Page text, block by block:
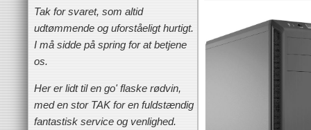
Tak for svaret, som altid
udtømmende og uforståeligt hurtigt.
I må sidde på spring for at betjene
os.
Her er lidt til en go' flaske rødvin,
med en stor TAK for en fuldstændig
fantastisk service og venlighed.